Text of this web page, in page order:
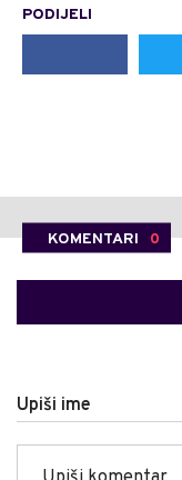
PODIJELI
KOMENTARI 0
Upiši ime